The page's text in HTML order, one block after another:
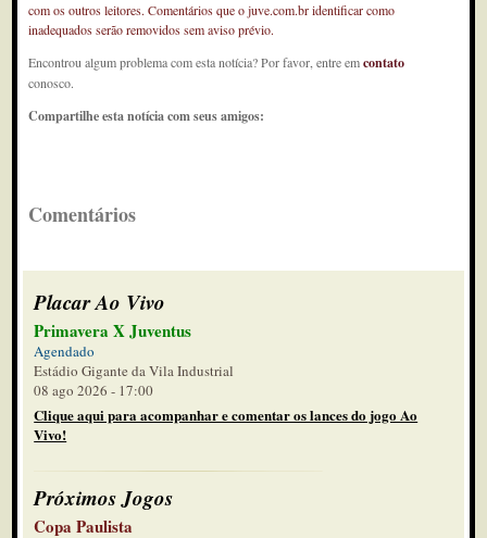
com os outros leitores. Comentários que o juve.com.br identificar como
inadequados serão removidos sem aviso prévio.
Encontrou algum problema com esta notícia? Por favor, entre emcontato
conosco.
Compartilhe esta notícia com seus amigos:
Comentários
Placar Ao Vivo
Primavera X Juventus
Agendado
Estádio Gigante da Vila Industrial
08 ago 2026 - 17:00
Clique aqui para acompanhar e comentar os lances do jogo Ao
Vivo!
Próximos Jogos
Copa Paulista